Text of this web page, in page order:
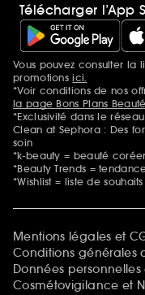
Télécharger l’App
Mentions
Vous pouvez consulter la
promotionsici.
*Voir conditions de nos
la page Bons Plans Beauté.
*Exclusivité dans le
Clean at Sephora : Des
soin
*k-beauty = beauté
*Beauty Trends =
*Wishlist = liste de souhaits
Mentions légales et
Conditions générales
Données
Cosmétovigilance et